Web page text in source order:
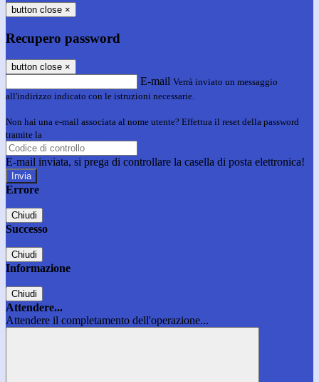
button close ×
Recupero password
button close ×
E-mail Verrà inviato un messaggio
all'indirizzo indicato con le istruzioni necessarie.
Non hai una e-mail associata al nome utente? Effettua il reset della password
tramite la
E-mail inviata, si prega di controllare la casella di posta elettronica!
Errore
Chiudi
Successo
Chiudi
Informazione
Chiudi
Attendere...
Attendere il completamento dell'operazione...